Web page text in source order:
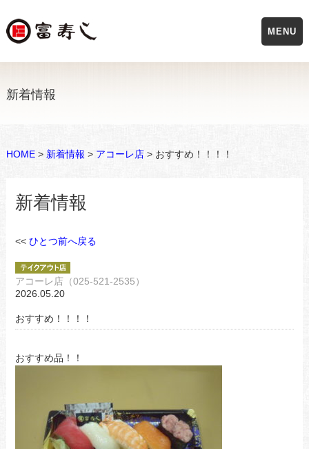
新着情報
HOME> 新着情報 > アコーレ店> おすすめ！！！！
新着情報
<< ひとつ前へ戻る
アコーレ店（025-521-2535）
2026.05.20
おすすめ！！！！
おすすめ品！！
MENU